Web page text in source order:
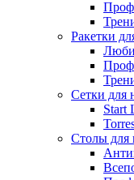
Ракетки
Сетки для
Start
Столы для